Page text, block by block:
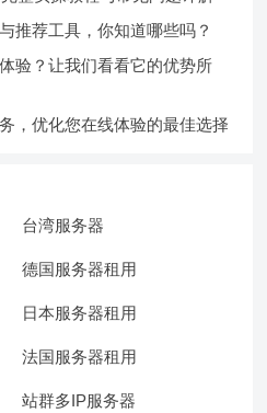
推荐工具，你知道哪些吗？
验？让我们看看它的优势所
，优化您在线体验的最佳选择
台湾服务器
德国服务器租用
日本服务器租用
法国服务器租用
站群多IP服务器